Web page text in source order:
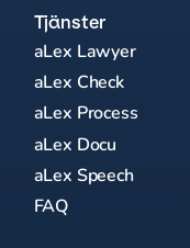
Tjänster
aLex Lawyer
aLex Check
aLex Process
aLex Docu
aLex Speech
FAQ